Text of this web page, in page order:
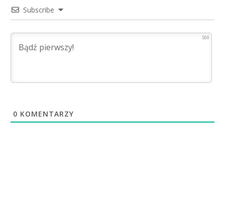
Subscribe
500
0 KOMENTARZY